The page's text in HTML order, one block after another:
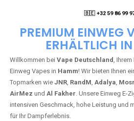
🇧🇪 +32 59 86 99
PREMIUM EINWEG
ERHÄLTLICH
Willkommen bei Vape Deutschland,
Einweg Vapes in Hamm! Wir bieten Ihnen
Topmarken wie JNR, RandM, Adalya,
AirMez und Al Fakher. Unsere Einweg E-
intensiven Geschmack, hohe Leistung und
für Ihr Dampferlebnis.